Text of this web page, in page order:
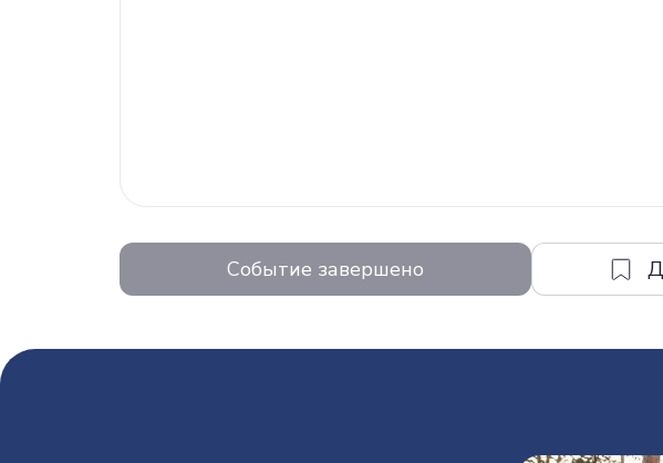
Событие завершено